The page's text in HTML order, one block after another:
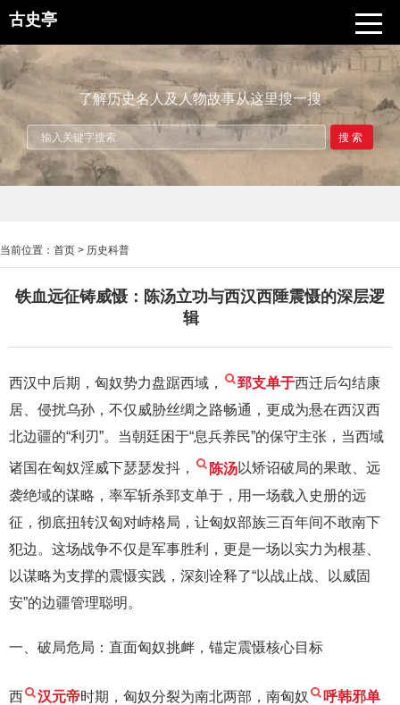
古史亭
了解历史名人及人物故事从这里搜一搜
搜索
当前位置： 首页 > 历史科普
铁血远征铸威慑：陈汤立功与西汉西陲震慑的深层逻
辑
西汉中后期，匈奴势力盘踞西域， 郅支单于西迁后勾结康
居、侵扰乌孙，不仅威胁丝绸之路畅通，更成为悬在西汉西
北边疆的“利刃”。当朝廷困于“息兵养民”的保守主张，当西域
诸国在匈奴淫威下瑟瑟发抖， 陈汤以矫诏破局的果敢、远
袭绝域的谋略，率军斩杀郅支单于，用一场载入史册的远
征，彻底扭转汉匈对峙格局，让匈奴部族三百年间不敢南下
犯边。这场战争不仅是军事胜利，更是一场以实力为根基、
以谋略为支撑的震慑实践，深刻诠释了“以战止战、以威固
安”的边疆管理聪明。
一、破局危局：直面匈奴挑衅，锚定震慑核心目标
西 汉元帝时期，匈奴分裂为南北两部，南匈奴
呼韩邪单